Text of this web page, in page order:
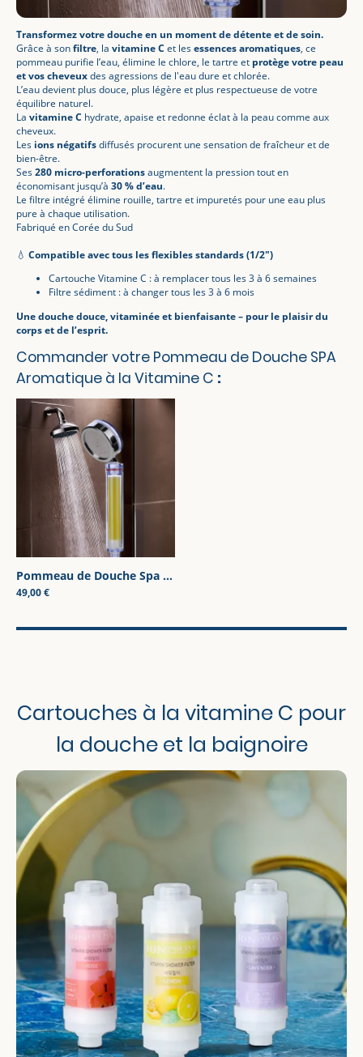
Transformez votre douche en un moment de détente et de soin.
Grâce à sonfiltre, la vitamine C et lesessences aromatiques, ce
pommeau purifie l’eau, élimine le chlore, le tartre et protège votre peau
et vos cheveuxdes agressions de l'eau dure et chlorée.
L’eau devient plus douce, plus légère et plus respectueuse de votre
équilibre naturel.
La vitamine C hydrate, apaise et redonne éclat à la peau comme aux
cheveux.
Les ions négatifsdiffusés procurent une sensation de fraîcheur et de
bien-être.
Ses280 micro-perforationsaugmentent la pression tout en
économisant jusqu’à 30 % d’eau.
Le filtre intégré élimine rouille, tartre et impuretés pour une eau plus
pure à chaque utilisation.
Fabriqué en Corée du Sud
💧 Compatible avec tous les flexibles standards (1/2")
Cartouche Vitamine C : à remplacer tous les 3 à 6 semaines
Filtre sédiment : à changer tous les 3 à 6 mois
Une douche douce, vitaminée et bienfaisante – pour le plaisir du
corps et de l’esprit.
Commander votre Pommeau de Douche SPA
Aromatique à la Vitamine C :
Pommeau de Douche Spa Aromatique à la Vitamine C – Confort, Beauté et Bien-Être Naturel
49,00 €
Cartouches à la vitamine C pour
la douche et la baignoire